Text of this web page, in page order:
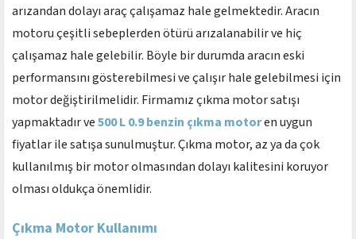
arızandan dolayı araç çalışamaz hale gelmektedir. Aracın
motoru çeşitli sebeplerden ötürü arızalanabilir ve hiç
çalışamaz hale gelebilir. Böyle bir durumda aracın eski
performansını gösterebilmesi ve çalışır hale gelebilmesi için
motor değiştirilmelidir. Firmamız çıkma motor satışı
yapmaktadır ve500 L 0.9 benzin çıkma motoren uygun
fiyatlar ile satışa sunulmuştur. Çıkma motor, az ya da çok
kullanılmış bir motor olmasından dolayı kalitesini koruyor
olması oldukça önemlidir.
Çıkma Motor Kullanımı